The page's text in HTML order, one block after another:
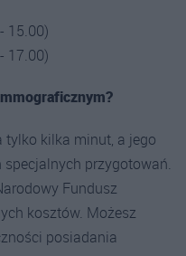
15.00)
17.00)
tylko kilka minut, a jego
przygotowań.
Fundusz
kosztów. Możesz
posiadania